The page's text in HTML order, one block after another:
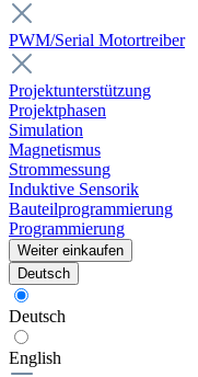
PWM/Serial Motortreiber
Projektunterstützung
Projektphasen
Simulation
Magnetismus
Strommessung
Induktive Sensorik
Bauteilprogrammierung
Programmierung
Weiter einkaufen
Deutsch
Deutsch
English